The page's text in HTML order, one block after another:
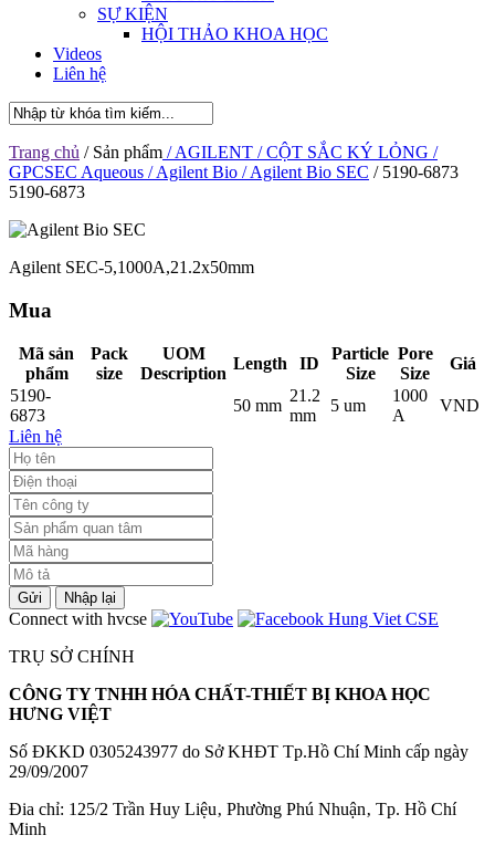
SỰ KIỆN
HỘI THẢO KHOA HỌC
Videos
Liên hệ
Trang chủ / Sản phẩm / AGILENT / CỘT SẮC KÝ LỎNG /
GPCSEC Aqueous / Agilent Bio / Agilent Bio SEC / 5190-6873
5190-6873
Agilent SEC-5,1000A,21.2x50mm
Mua
Mã sản
phẩm
Pack
size
UOM
Description
Length ID
Particle
Size
Pore
Size
Giá
5190-
6873
50 mm
21.2
mm
5 um
1000
A
VND
Liên hệ
Gửi Nhập lại
Connect with hvcse
TRỤ SỞ CHÍNH
CÔNG TY TNHH HÓA CHẤT-THIẾT BỊ KHOA HỌC
HƯNG VIỆT
Số ĐKKD 0305243977 do Sở KHĐT Tp.Hồ Chí Minh cấp ngày
29/09/2007
Đia chỉ: 125/2 Trần Huy Liệu‚ Phường Phú Nhuận‚ Tp. Hồ Chí
Minh